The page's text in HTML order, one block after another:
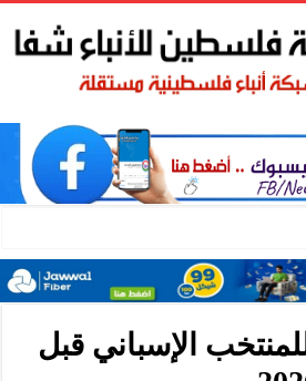
الحزب الديمقراطي التقدمي
الإسباني قبل